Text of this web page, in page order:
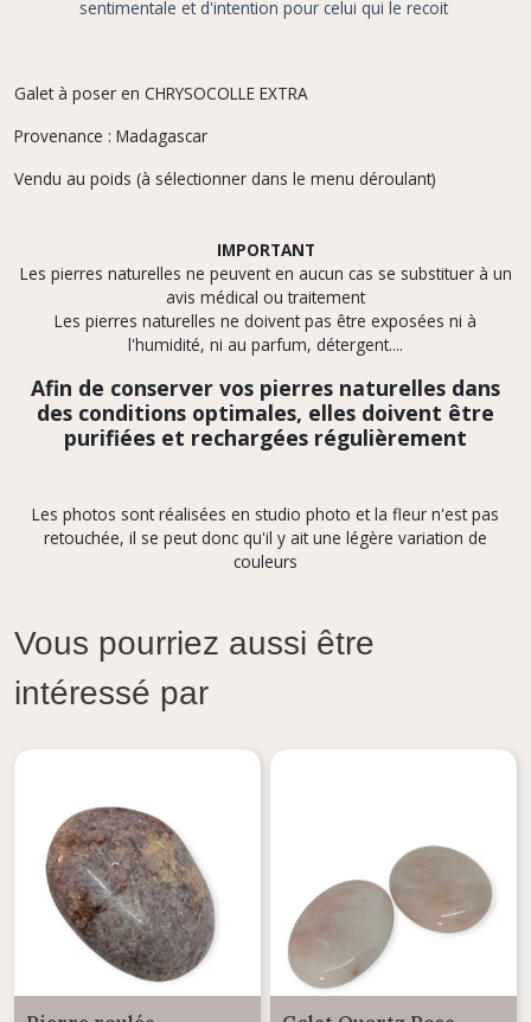
sentimentale et d'intention pour celui qui le recoit
Galet à poser en CHRYSOCOLLE EXTRA
Provenance : Madagascar
Vendu au poids (à sélectionner dans le menu déroulant)
IMPORTANT
Les pierres naturelles ne peuvent en aucun cas se substituer à un
avis médical ou traitement
Les pierres naturelles ne doivent pas être exposées ni à
l'humidité, ni au parfum, détergent....
Afin de conserver vos pierres naturelles dans
des conditions optimales, elles doivent être
purifiées et rechargées régulièrement
Les photos sont réalisées en studio photo et la fleur n'est pas
retouchée, il se peut donc qu'il y ait une légère variation de
couleurs
Vous pourriez aussi être
intéressé par